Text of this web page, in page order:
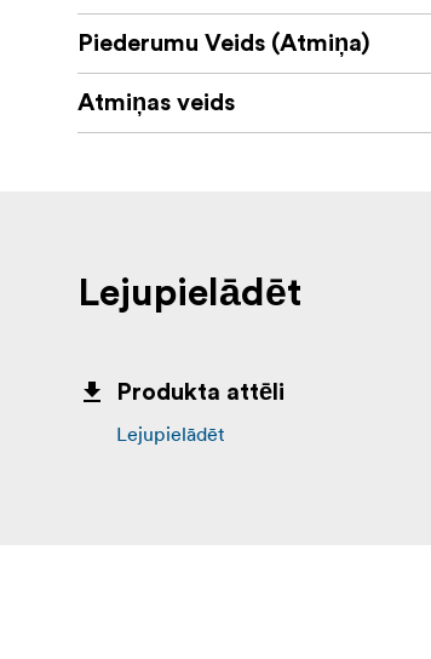
Piederumu Veids (Atmiņa)
Atmiņas veids
Lejupielādēt
Produkta attēli
Lejupielādēt